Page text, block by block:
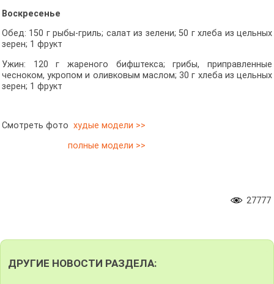
Воскресенье
Обед: 150 г рыбы-гриль; салат из зелени; 50 г хлеба из цельных
зерен; 1 фрукт
Ужин: 120 г жареного бифштекса; грибы, приправленные
чесноком, укропом и оливковым маслом; 30 г хлеба из цельных
зерен; 1 фрукт
Смотреть фото худые модели >>
полные модели >>
27777
ДРУГИЕ НОВОСТИ РАЗДЕЛА: